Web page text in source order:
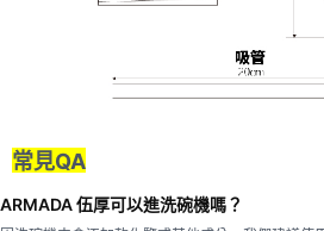
常見QA​
ARMADA 伍厚可以進洗碗機嗎？